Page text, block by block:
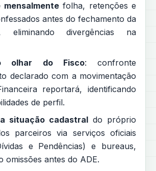
mensalmentefolha, retenções e
antes do fechamento da
eliminando divergências na
olhar do Fisco: confronte
declarado com a movimentação
reportará, identificando
de perfil.
situação cadastral do próprio
parceiros via serviços oficiais
e Pendências) e bureaus,
omissões antes do ADE.